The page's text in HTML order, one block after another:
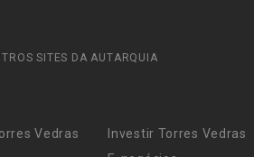
SITES DA AUTARQUIA
Vedras
Investir Torres Vedras